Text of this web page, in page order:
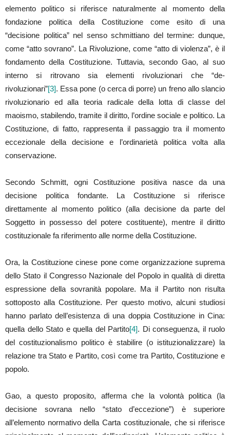
elemento politico si riferisce naturalmente al momento della
fondazione politica della Costituzione come esito di una
“decisione politica” nel senso schmittiano del termine: dunque,
come “atto sovrano”. La Rivoluzione, come “atto di violenza”, è il
fondamento della Costituzione. Tuttavia, secondo Gao, al suo
interno si ritrovano sia elementi rivoluzionari che “de-
rivoluzionari”[3]. Essa pone (o cerca di porre) un freno allo slancio
rivoluzionario ed alla teoria radicale della lotta di classe del
maoismo, stabilendo, tramite il diritto, l’ordine sociale e politico. La
Costituzione, di fatto, rappresenta il passaggio tra il momento
eccezionale della decisione e l’ordinarietà politica volta alla
conservazione.
Secondo Schmitt, ogni Costituzione positiva nasce da una
decisione politica fondante. La Costituzione si riferisce
direttamente al momento politico (alla decisione da parte del
Soggetto in possesso del potere costituente), mentre il diritto
costituzionale fa riferimento alle norme della Costituzione.
Ora, la Costituzione cinese pone come organizzazione suprema
dello Stato il Congresso Nazionale del Popolo in qualità di diretta
espressione della sovranità popolare. Ma il Partito non risulta
sottoposto alla Costituzione. Per questo motivo, alcuni studiosi
hanno parlato dell’esistenza di una doppia Costituzione in Cina:
quella dello Stato e quella del Partito[4]. Di conseguenza, il ruolo
del costituzionalismo politico è stabilire (o istituzionalizzare) la
relazione tra Stato e Partito, così come tra Partito, Costituzione e
popolo.
Gao, a questo proposito, afferma che la volontà politica (la
decisione sovrana nello “stato d’eccezione”) è superiore
all’elemento normativo della Carta costituzionale, che si riferisce